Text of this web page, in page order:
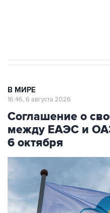
В МИРЕ
16:46, 6 августа 2026
Соглашение о
между ЕАЭС и
6 октября